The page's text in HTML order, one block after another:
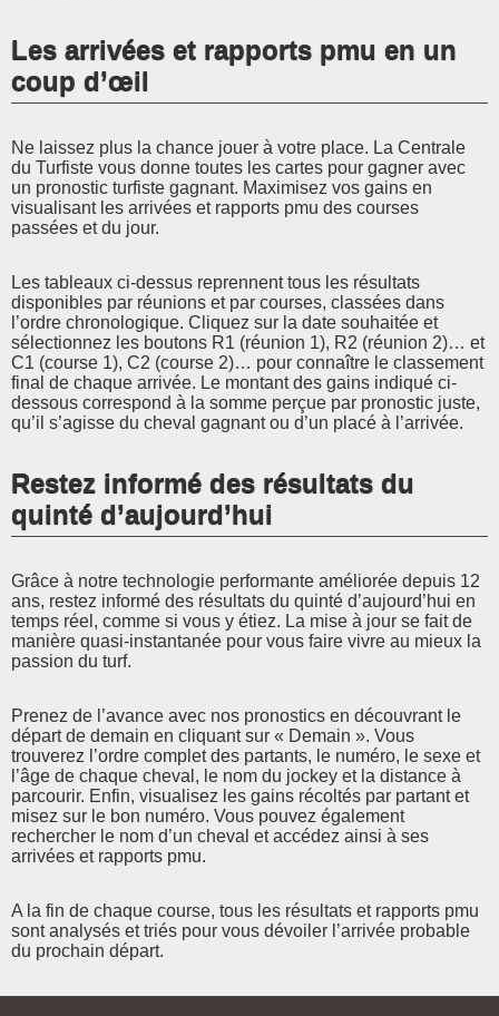
Les arrivées et rapports pmu en un
coup d’œil
Ne laissez plus la chance jouer à votre place. La Centrale
du Turfiste vous donne toutes les cartes pour gagner avec
un pronostic turfiste gagnant. Maximisez vos gains en
visualisant les arrivées et rapports pmu des courses
passées et du jour.
Les tableaux ci-dessus reprennent tous les résultats
disponibles par réunions et par courses, classées dans
l’ordre chronologique. Cliquez sur la date souhaitée et
sélectionnez les boutons R1 (réunion 1), R2 (réunion 2)… et
C1 (course 1), C2 (course 2)… pour connaître le classement
final de chaque arrivée. Le montant des gains indiqué ci-
dessous correspond à la somme perçue par pronostic juste,
qu’il s’agisse du cheval gagnant ou d’un placé à l’arrivée.
Restez informé des résultats du
quinté d’aujourd’hui
Grâce à notre technologie performante améliorée depuis 12
ans, restez informé des résultats du quinté d’aujourd’hui en
temps réel, comme si vous y étiez. La mise à jour se fait de
manière quasi-instantanée pour vous faire vivre au mieux la
passion du turf.
Prenez de l’avance avec nos pronostics en découvrant le
départ de demain en cliquant sur « Demain ». Vous
trouverez l’ordre complet des partants, le numéro, le sexe et
l’âge de chaque cheval, le nom du jockey et la distance à
parcourir. Enfin, visualisez les gains récoltés par partant et
misez sur le bon numéro. Vous pouvez également
rechercher le nom d’un cheval et accédez ainsi à ses
arrivées et rapports pmu.
A la fin de chaque course, tous les résultats et rapports pmu
sont analysés et triés pour vous dévoiler l’arrivée probable
du prochain départ.